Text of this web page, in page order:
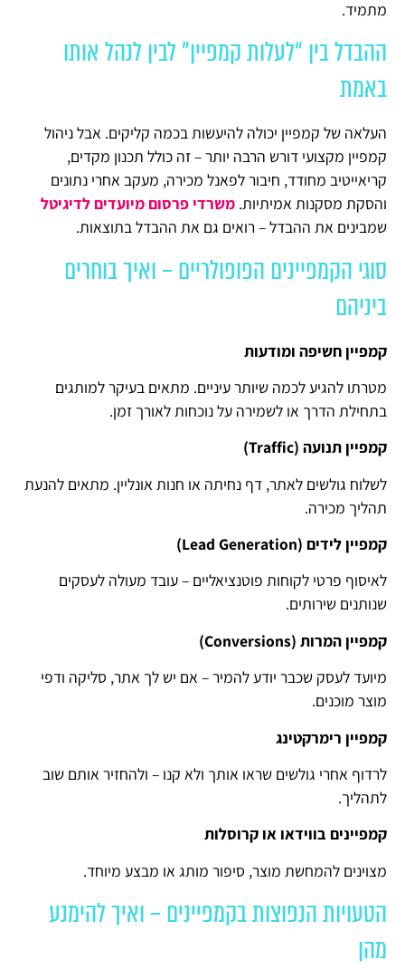
מתמיד.
ההבדל בין “לעלות קמפיין” לבין לנהל אותו
באמת
העלאה של קמפיין יכולה להיעשות בכמה קליקים. אבל ניהול
קמפיין מקצועי דורש הרבה יותר – זה כולל תכנון מקדים,
קריאייטיב מחודד, חיבור לפאנל מכירה, מעקב אחרי נתונים
והסקת מסקנות אמיתיות. משרדי פרסום מיועדים לדיגיטל
שמבינים את ההבדל – רואים גם את ההבדל בתוצאות.
סוגי הקמפיינים הפופולריים – ואיך בוחרים
ביניהם
קמפיין חשיפה ומודעות
מטרתו להגיע לכמה שיותר עיניים. מתאים בעיקר למותגים
בתחילת הדרך או לשמירה על נוכחות לאורך זמן.
קמפיין תנועה (Traffic
)
לשלוח גולשים לאתר, דף נחיתה או חנות אונליין. מתאים להנעת
תהליך מכירה.
קמפיין לידים (Lead Generation
)
לאיסוף פרטי לקוחות פוטנציאליים – עובד מעולה לעסקים
שנותנים שירותים.
קמפיין המרות (Conversions
)
מיועד לעסק שכבר יודע להמיר – אם יש לך אתר, סליקה ודפי
מוצר מוכנים.
קמפיין רימרקטינג
לרדוף אחרי גולשים שראו אותך ולא קנו – ולהחזיר אותם שוב
לתהליך.
קמפיינים בווידאו או קרוסלות
מצוינים להמחשת מוצר, סיפור מותג או מבצע מיוחד.
הטעויות הנפוצות בקמפיינים – ואיך להימנע
מהן